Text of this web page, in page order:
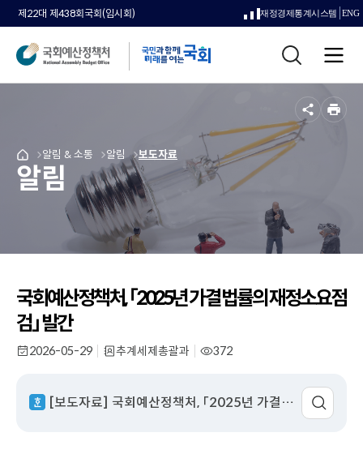
제22대 제438회국회(임시회)
새
으
열
림
재정경제통계시스템 ENG
검
색
전
체
메
뉴
국
회
예
처
인
이
지
로
메
뉴
로
알림 & 소통
메
뉴
로
이
동
알림
메
뉴
로
이
동
보도자료
알림
공
인
국회예산정책처, 「2025년 가결 법률의 재정소요점
검」 발간
작
2026-05-29 부
추계세제총괄과 조
372
[보도자료] 국회예산정책처, 「2025년 가결 법률의 재정소요점검」 발간.hwp